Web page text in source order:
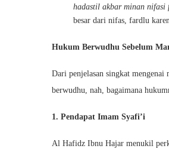
hadastil akbar minan
besar dari nifas, fardlu
Hukum Berwudhu Sebelum
Dari penjelasan singkat mengenai
berwudhu, nah, bagaimana
1. Pendapat Imam Syafi’i
Al Hafidz Ibnu Hajar menukil